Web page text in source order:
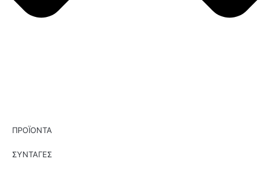
ΠΡΟΪΟΝΤΑ
ΣΥΝΤΑΓΕΣ